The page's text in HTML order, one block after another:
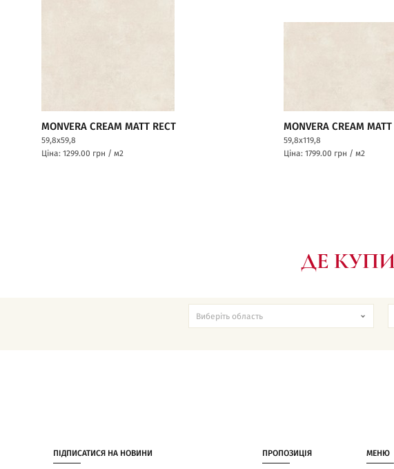
MONVERA CREAM MATT RECT
59,8x59,8
Ціна: 1299.00 грн / м2
MONVERA CREAM MATT
59,8x119,8
Ціна: 1799.00 грн / м2
ДЕ
ПІДПИСАТИСЯ НА НОВИНИ ПРОПОЗИЦІЯ МЕНЮ